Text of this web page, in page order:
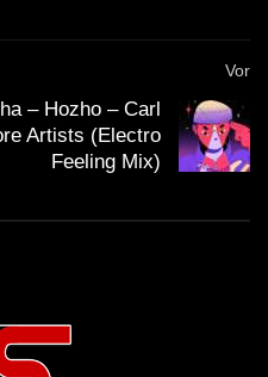
Vor
– Hozho – Carl
Artists (Electro
Feeling Mix)